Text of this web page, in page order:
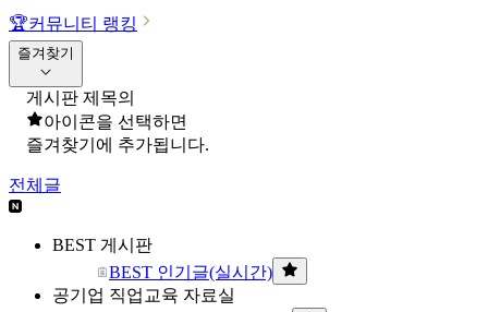
🏆커뮤니티 랭킹
즐겨찾기
게시판 제목의
아이콘을 선택하면
즐겨찾기에 추가됩니다.
전체글
BEST 게시판
BEST 인기글(실시간)
공기업 직업교육 자료실